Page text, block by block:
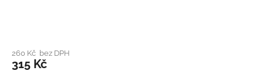
260 Kč bez DPH
315 Kč